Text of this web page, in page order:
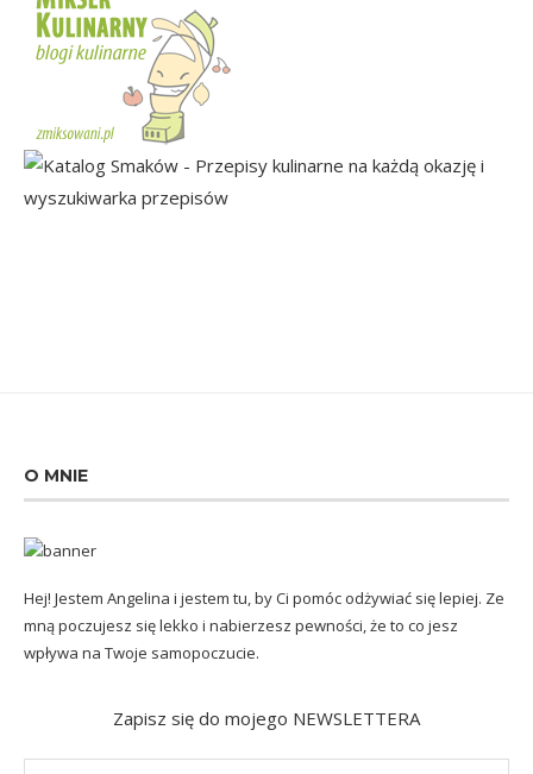
O MNIE
Hej! Jestem Angelina i jestem tu, by Ci pomóc odżywiać się lepiej. Ze
mną poczujesz się lekko i nabierzesz pewności, że to co jesz
wpływa na Twoje samopoczucie.
Zapisz się do mojego NEWSLETTERA